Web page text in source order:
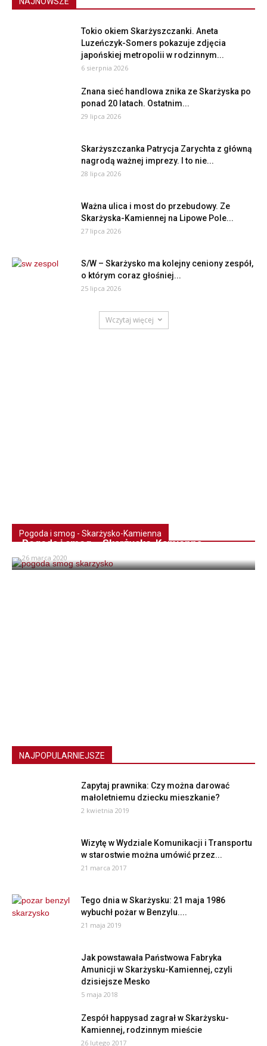
Tokio okiem Skarżyszczanki. Aneta
Luzeńczyk-Somers pokazuje zdjęcia
japońskiej metropolii w rodzinnym...
6 sierpnia 2026
Znana sieć handlowa znika ze Skarżyska po
ponad 20 latach. Ostatnim...
29 lipca 2026
Skarżyszczanka Patrycja Zarychta z główną
nagrodą ważnej imprezy. I to nie...
28 lipca 2026
Ważna ulica i most do przebudowy. Ze
Skarżyska-Kamiennej na Lipowe Pole...
27 lipca 2026
S/W – Skarżysko ma kolejny ceniony zespół,
o którym coraz głośniej...
25 lipca 2026
Wczytaj więcej
Pogoda i smog - Skarżysko-Kamienna
Pogoda i smog – Skarżysko-Kamienna
26 marca 2020
NAJPOPULARNIEJSZE
Zapytaj prawnika: Czy można darować
małoletniemu dziecku mieszkanie?
2 kwietnia 2019
Wizytę w Wydziale Komunikacji i Transportu
w starostwie można umówić przez...
21 marca 2017
Tego dnia w Skarżysku: 21 maja 1986
wybuchł pożar w Benzylu....
21 maja 2019
Jak powstawała Państwowa Fabryka
Amunicji w Skarżysku-Kamiennej, czyli
dzisiejsze Mesko
5 maja 2018
Zespół happysad zagrał w Skarżysku-
Kamiennej, rodzinnym mieście
26 lutego 2017